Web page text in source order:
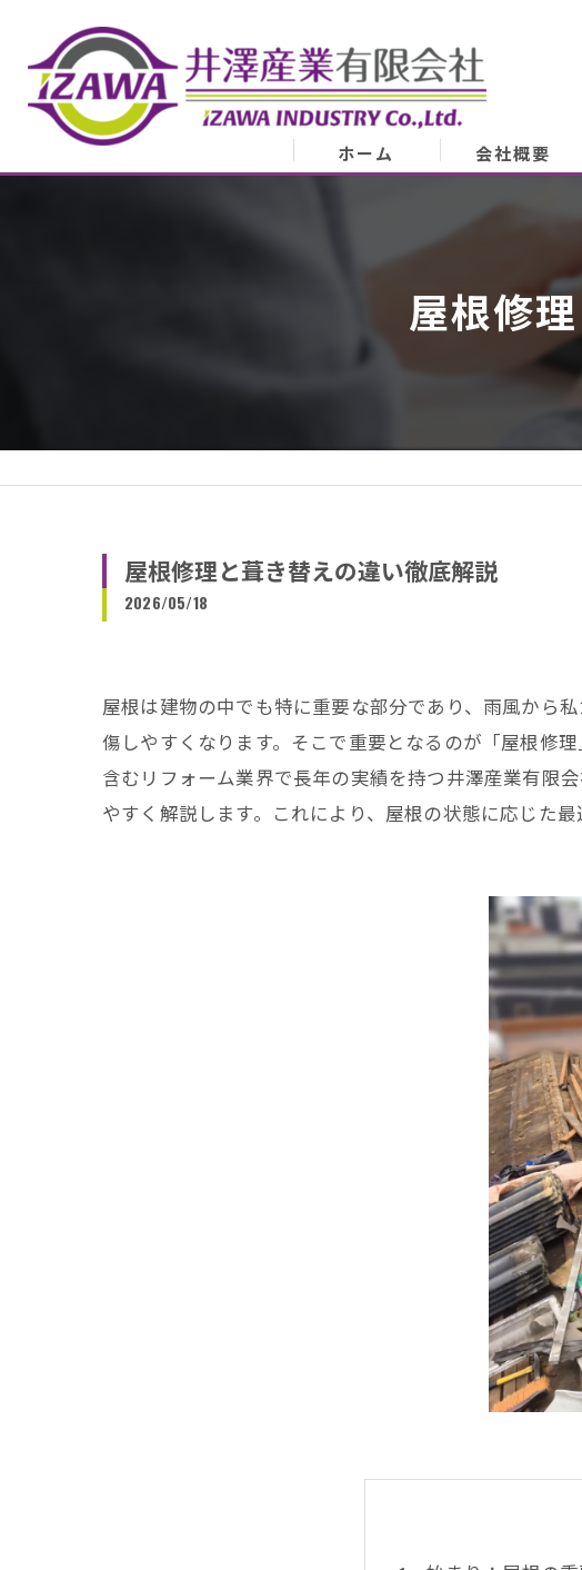
ホーム 会社概要
会社概要
代表あいさつ
アクセス
屋根修
屋根修理と葺き替えの違い徹底解説
2026/05/18
屋根は建物の中でも特に重要な部分であり、雨風から
傷しやすくなります。そこで重要となるのが「屋根修
含むリフォーム業界で長年の実績を持つ井澤産業有限
やすく解説します。これにより、屋根の状態に応じた